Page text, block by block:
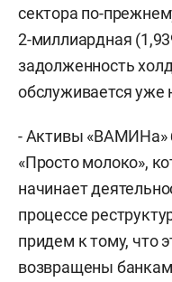
сектора по-
2-миллиардная
задолженность
обслуживается уже
- Активы «ВАМИНа»
«Просто молоко»,
начинает
процессе
придем к тому, что
возвращены